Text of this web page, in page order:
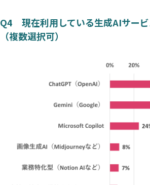
Q4 現在利用している生成AIサービ
（複数選択可）